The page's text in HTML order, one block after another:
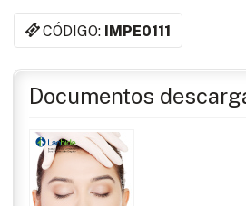
CÓDIGO: IMPE0111
Documentos